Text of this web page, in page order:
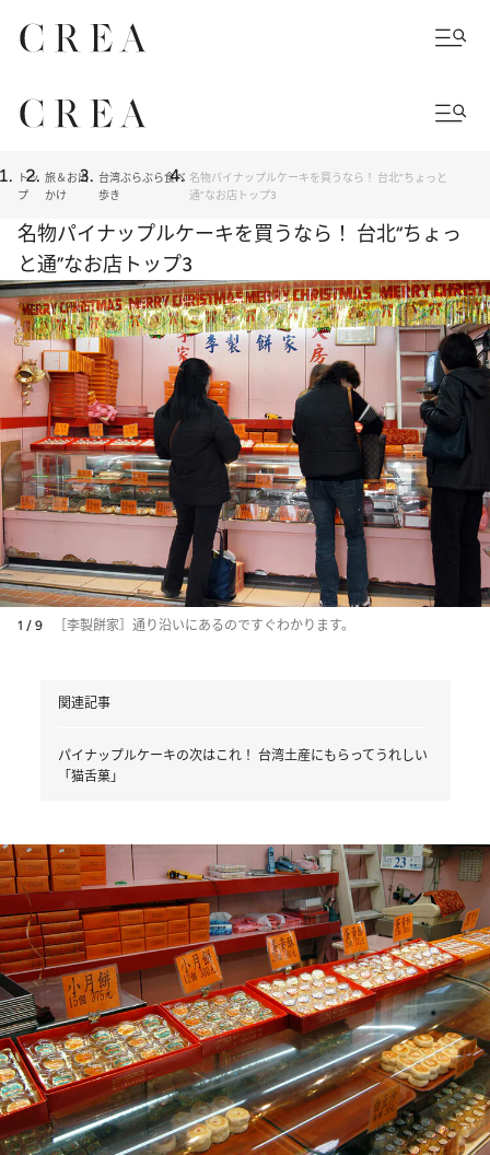
トッ
プ
旅＆お出
かけ
台湾ぶらぶら食べ
歩き
名物パイナップルケーキを買うなら！ 台北“ちょっと
通”なお店トップ3
名物パイナップルケーキを買うなら！ 台北“ちょっ
と通”なお店トップ3
1 / 9 ［李製餅家］通り沿いにあるのですぐわかります。
関連記事
パイナップルケーキの次はこれ！ 台湾土産にもらってうれしい
「猫舌菓」